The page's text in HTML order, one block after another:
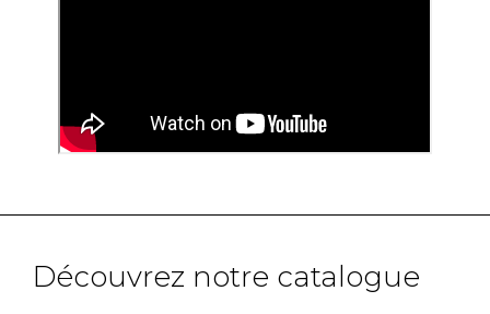
Découvrez notre catalogue